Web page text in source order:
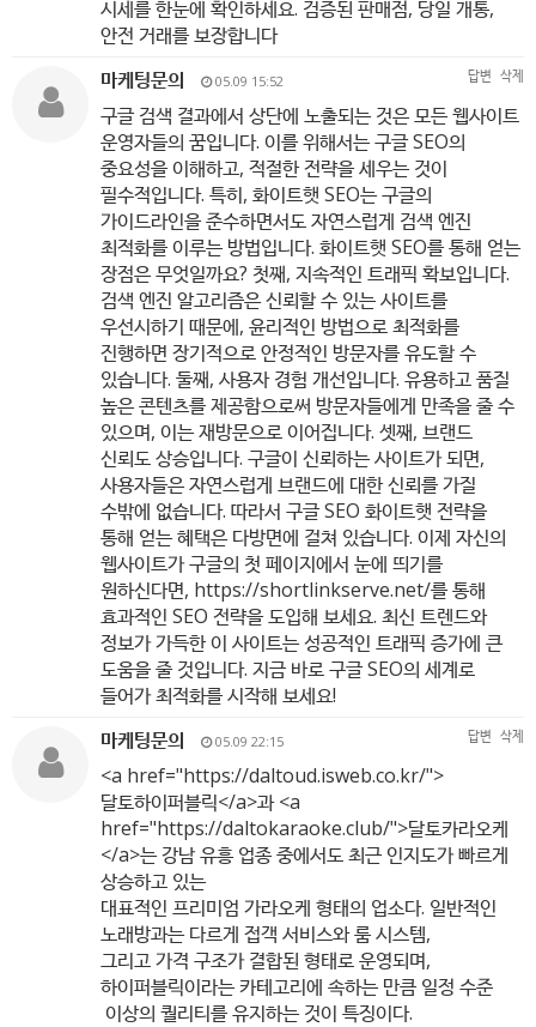
시세를 한눈에 확인하세요. 검증된 판매점, 당일 개통,
안전 거래를 보장합니다
마케팅문의
05.09 15:52 답변 삭제
구글 검색 결과에서 상단에 노출되는 것은 모든 웹사이트
운영자들의 꿈입니다. 이를 위해서는 구글 SEO의
중요성을 이해하고, 적절한 전략을 세우는 것이
필수적입니다. 특히, 화이트햇 SEO는 구글의
가이드라인을 준수하면서도 자연스럽게 검색 엔진
최적화를 이루는 방법입니다. 화이트햇 SEO를 통해 얻는
장점은 무엇일까요? 첫째, 지속적인 트래픽 확보입니다.
검색 엔진 알고리즘은 신뢰할 수 있는 사이트를
우선시하기 때문에, 윤리적인 방법으로 최적화를
진행하면 장기적으로 안정적인 방문자를 유도할 수
있습니다. 둘째, 사용자 경험 개선입니다. 유용하고 품질
높은 콘텐츠를 제공함으로써 방문자들에게 만족을 줄 수
있으며, 이는 재방문으로 이어집니다. 셋째, 브랜드
신뢰도 상승입니다. 구글이 신뢰하는 사이트가 되면,
사용자들은 자연스럽게 브랜드에 대한 신뢰를 가질
수밖에 없습니다. 따라서 구글 SEO 화이트햇 전략을
통해 얻는 혜택은 다방면에 걸쳐 있습니다. 이제 자신의
웹사이트가 구글의 첫 페이지에서 눈에 띄기를
원하신다면, https://shortlinkserve.net/를통해
효과적인 SEO 전략을 도입해 보세요. 최신 트렌드와
정보가 가득한 이 사이트는 성공적인 트래픽 증가에 큰
도움을 줄 것입니다. 지금 바로 구글 SEO의 세계로
들어가 최적화를 시작해 보세요!
마케팅문의
05.09 22:15 답변 삭제
<a href="https://daltoud.isweb.co.kr/">
달토하이퍼블릭</a>과 <a
href="https://daltokaraoke.club/">달토카라오케
</a>는 강남 유흥 업종 중에서도 최근 인지도가 빠르게
상승하고 있는
대표적인 프리미엄 가라오케 형태의 업소다. 일반적인
노래방과는 다르게 접객 서비스와 룸 시스템,
그리고 가격 구조가 결합된 형태로 운영되며,
하이퍼블릭이라는 카테고리에 속하는 만큼 일정 수준
이상의 퀄리티를 유지하는 것이 특징이다.